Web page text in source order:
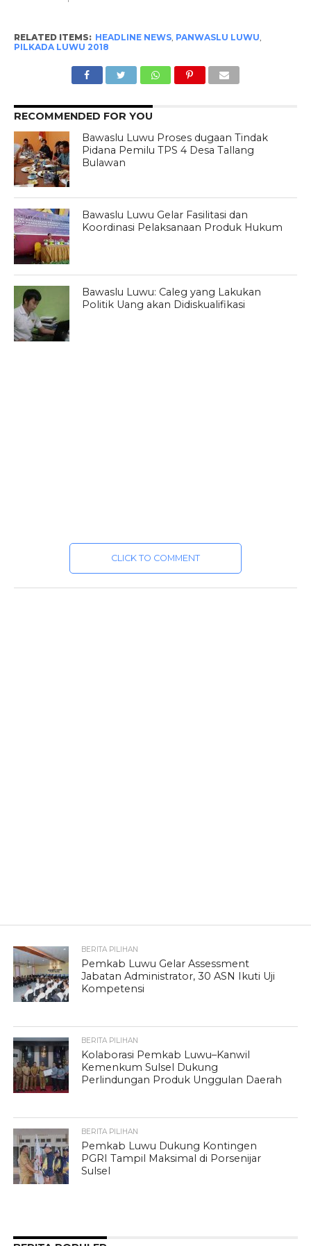
RELATED ITEMS: HEADLINE NEWS, PANWASLU LUWU,
PILKADA LUWU 2018
RECOMMENDED FOR YOU
Bawaslu Luwu Proses dugaan Tindak
Pidana Pemilu TPS 4 Desa Tallang
Bulawan
Bawaslu Luwu Gelar Fasilitasi dan
Koordinasi Pelaksanaan Produk Hukum
Bawaslu Luwu: Caleg yang Lakukan
Politik Uang akan Didiskualifikasi
CLICK TO COMMENT
BERITA PILIHAN
Pemkab Luwu Gelar Assessment
Jabatan Administrator, 30 ASN Ikuti Uji
Kompetensi
BERITA PILIHAN
Kolaborasi Pemkab Luwu–Kanwil
Kemenkum Sulsel Dukung
Perlindungan Produk Unggulan Daerah
BERITA PILIHAN
Pemkab Luwu Dukung Kontingen
PGRI Tampil Maksimal di Porsenijar
Sulsel